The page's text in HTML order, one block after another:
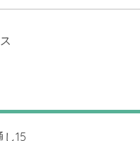
し15